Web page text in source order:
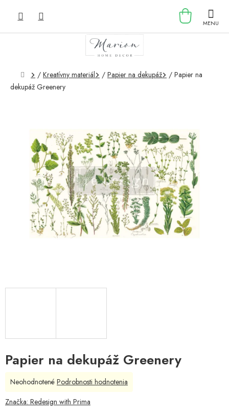
KOŠÍK
Domov
/ Kreatívny materiál / Papier na dekupáž / Papier na
dekupáž Greenery
Papier na dekupáž Greenery
Priemerné
produktu
Neohodnotené Podrobnosti hodnotenia
Značka: Redesign with Prima